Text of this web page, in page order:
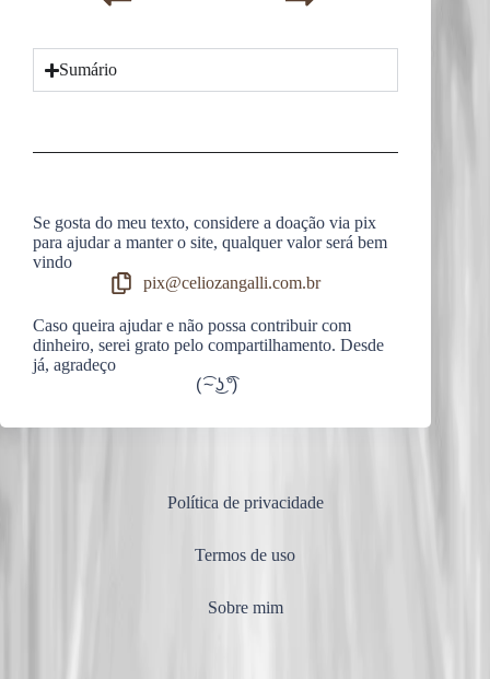
Sumário
Se gosta do meu texto, considere a doação via pix
para ajudar a manter o site, qualquer valor será bem
vindo
pix@celiozangalli.com.br
Caso queira ajudar e não possa contribuir com
dinheiro, serei grato pelo compartilhamento. Desde
já, agradeço
( ͡~ ͜ʖ ͡°)
Política de privacidade
Termos de uso
Sobre mim